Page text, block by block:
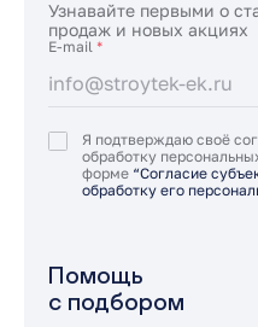
Узнавайте первыми о
продаж и новых акциях
E-mail *
Я подтверждаю своё
обработку
форме “Согласие
обработку его
Помощь
с подбором